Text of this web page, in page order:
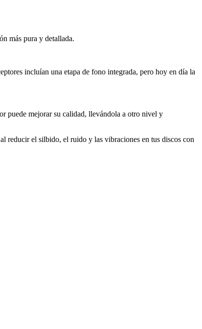
más pura y detallada.
incluían una etapa de fono integrada, pero hoy en día la
puede mejorar su calidad, llevándola a otro nivel y
reducir el silbido, el ruido y las vibraciones en tus discos con